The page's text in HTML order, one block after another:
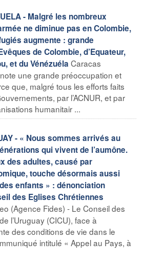
- Malgré les nombreux
ne diminue pas en Colombie,
augmente : grande
de Colombie, d’Equateur,
et du Vénézuéla Caracas
une grande préoccupation et
que, malgré tous les efforts faits
par l’ACNUR, et par
humanitair ...
- « Nous sommes arrivés au
qui vivent de l’aumône.
des adultes, causé par
touche désormais aussi
enfants » : dénonciation
des Eglises Chrétiennes
(Agence Fides) - Le Conseil des
l’Uruguay (CICU), face à
des conditions de vie dans le
intitulé « Appel au Pays, à